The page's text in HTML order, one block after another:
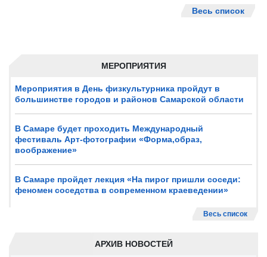
МЕРОПРИЯТИЯ
Мероприятия в День физкультурника пройдут в
большинстве городов и районов Самарской области
В Самаре будет проходить Международный
фестиваль Арт-фотографии «Форма,образ,
воображение»
В Самаре пройдет лекция «На пирог пришли соседи:
феномен соседства в современном краеведении»
Весь список
АРХИВ НОВОСТЕЙ
Весь список